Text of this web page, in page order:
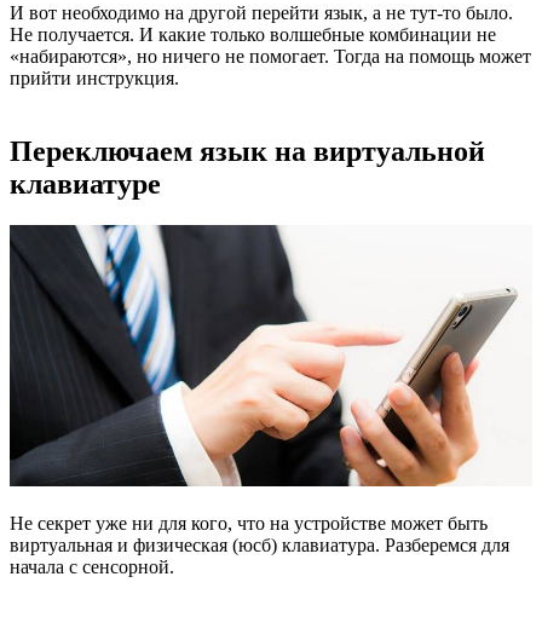
И вот необходимо на другой перейти язык, а не тут-то было.
Не получается. И какие только волшебные комбинации не
«набираются», но ничего не помогает. Тогда на помощь может
прийти инструкция.
Переключаем язык на виртуальной
клавиатуре
Не секрет уже ни для кого, что на устройстве может быть
виртуальная и физическая (юсб) клавиатура. Разберемся для
начала с сенсорной.